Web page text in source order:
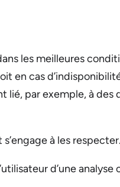
les meilleures
en cas
par exemple, à
à les respecter.
d’une